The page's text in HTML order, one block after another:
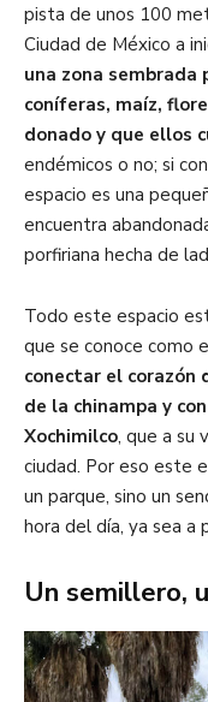
pista de unos 100
Ciudad de México a
una zona
coníferas, maíz,
donado y que ellos
endémicos o no; si
espacio es una
encuentra
porfiriana hecha de
Todo este espacio
que se conoce como
conectar el corazón
de la chinampa y
Xochimilco, que a su
ciudad. Por eso este
un parque, sino un
hora del día, ya sea a
Un semillero,